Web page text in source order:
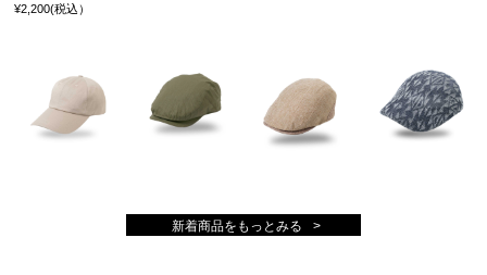
¥2,200(税込）
新着商品をもっとみる